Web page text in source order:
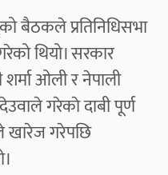
बैठकले प्रतिनिधिसभा
थियो। सरकार
शर्मा ओली र नेपाली
गरेकाे दाबी पूर्ण
खारेज गरेपछि